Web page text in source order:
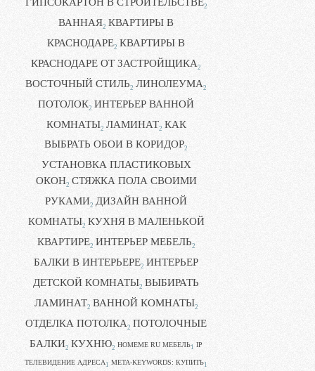
2
ВАННАЯ2 КВАРТИРЫ В
КРАСНОДАРЕ2 КВАРТИРЫ В
КРАСНОДАРЕ ОТ ЗАСТРОЙЩИКА2
ВОСТОЧНЫЙ СТИЛЬ2 ЛИНОЛЕУМА2
ПОТОЛОК2 ИНТЕРЬЕР ВАННОЙ
КОМНАТЫ2 ЛАМИНАТ2 КАК
ВЫБРАТЬ ОБОИ В КОРИДОР2
УСТАНОВКА ПЛАСТИКОВЫХ
ОКОН2 СТЯЖКА ПОЛА СВОИМИ
РУКАМИ2 ДИЗАЙН ВАННОЙ
КОМНАТЫ2 КУХНЯ В МАЛЕНЬКОЙ
КВАРТИРЕ2 ИНТЕРЬЕР МЕБЕЛЬ2
БАЛКИ В ИНТЕРЬЕРЕ2 ИНТЕРЬЕР
ДЕТСКОЙ КОМНАТЫ2 ВЫБИРАТЬ
ЛАМИНАТ2 ВАННОЙ КОМНАТЫ2
ОТДЕЛКА ПОТОЛКА2 ПОТОЛОЧНЫЕ
БАЛКИ2 КУХНЮ2 HOMEME RU МЕБЕЛЬ1 IP
ТЕЛЕВИДЕНИЕ АДРЕСА 1 META-KEYWORDS: КУПИТЬ1